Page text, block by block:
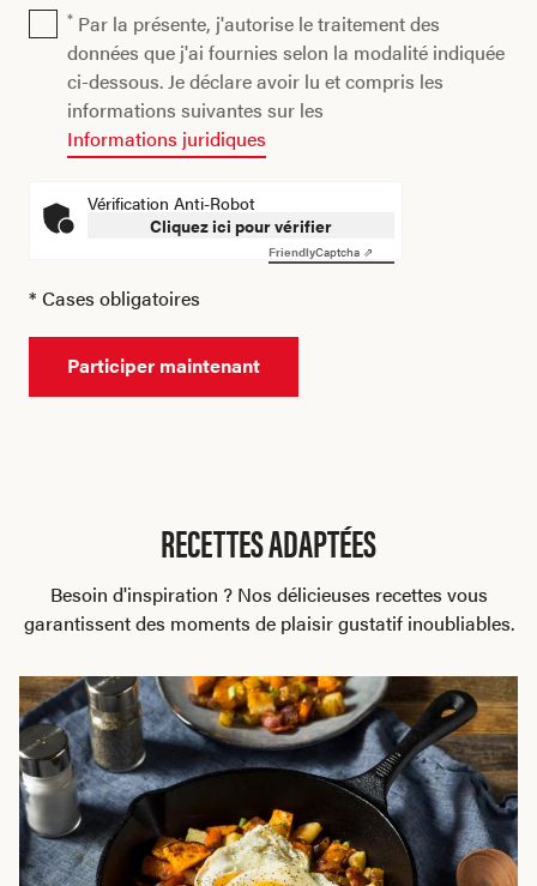
* Par la présente, j'autorise le traitement des
données que j'ai fournies selon la modalité indiquée
ci-dessous. Je déclare avoir lu et compris les
informations suivantes sur les
Informations juridiques
Vérification Anti-Robot
Cliquez ici pour vérifier
FriendlyCaptcha ⇗
* Cases obligatoires
Participer maintenant
RECETTES ADAPTÉES
Besoin d'inspiration ? Nos délicieuses recettes vous
garantissent des moments de plaisir gustatif inoubliables.